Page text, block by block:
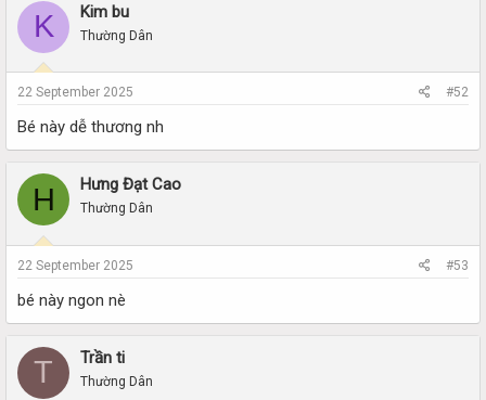
K Kim bu
Thường Dân
22 September 2025 #52
Bé này dễ thương nh
H Hưng Đạt Cao
Thường Dân
22 September 2025 #53
bé này ngon nè
T Trần ti
Thường Dân